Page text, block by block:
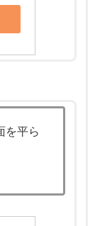
を平ら